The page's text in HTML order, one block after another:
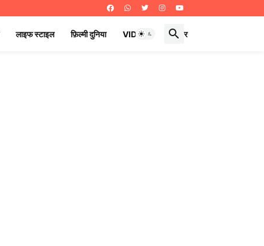
लाइफ स्टाइल फ़िल्मी दुनिया VIDEOS ई पेपर